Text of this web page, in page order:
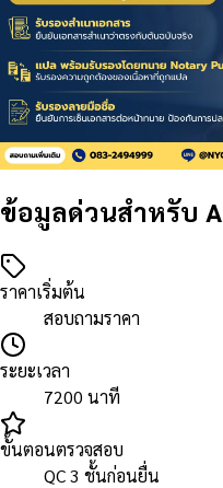
ข้อมูลด่วนสำหรับ
ราคาเริ่มต้น
สอบถามราคา
ระยะเวลา
7200 นาที
ขั้นตอนตรวจสอบ
QC 3 ชั้นก่อนยื่น